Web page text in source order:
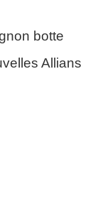
botte
Allians